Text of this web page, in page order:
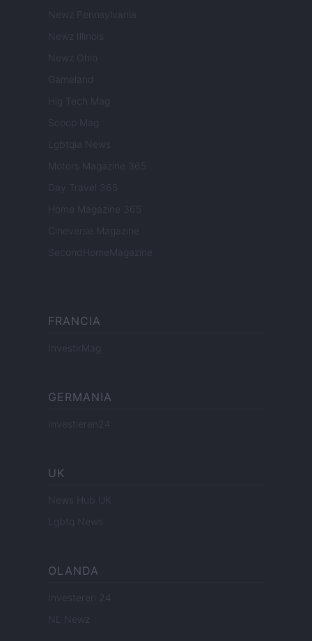
Newz Pennsylvania
Newz Illinois
Newz Ohio
Gameland
Hig Tech Mag
Scoop Mag
Lgbtqia News
Motors Magazine 365
Day Travel 365
Home Magazine 365
Cineverse Magazine
SecondHomeMagazine
FRANCIA
InvestirMag
GERMANIA
Investieren24
UK
News Hub UK
Lgbtq News
OLANDA
Investeren 24
NL Newz